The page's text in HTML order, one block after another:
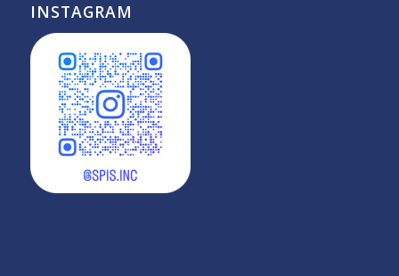
INSTAGRAM